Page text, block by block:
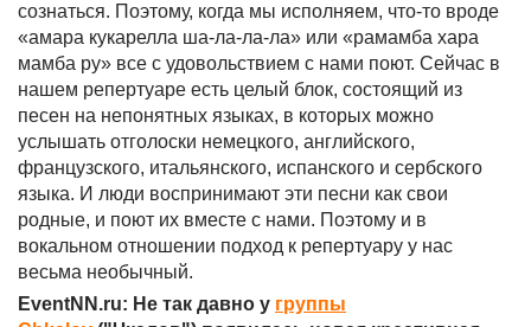
сознаться. Поэтому, когда мы исполняем, что-то вроде
«амара кукарелла ша-ла-ла-ла» или «рамамба хара
мамба ру» все с удовольствием с нами поют. Сейчас в
нашем репертуаре есть целый блок, состоящий из
песен на непонятных языках, в которых можно
услышать отголоски немецкого, английского,
французского, итальянского, испанского и сербского
языка. И люди воспринимают эти песни как свои
родные, и поют их вместе с нами. Поэтому и в
вокальном отношении подход к репертуару у нас
весьма необычный.
EventNN.ru: Не так давно у группы